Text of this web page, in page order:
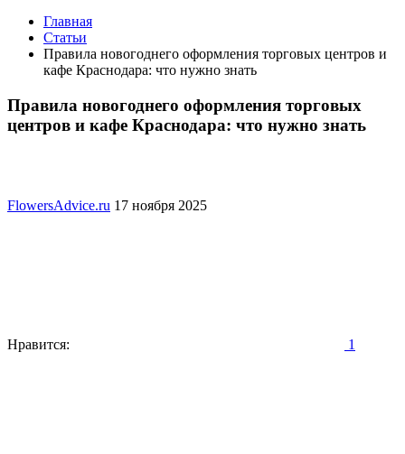
Главная
Статьи
Правила новогоднего оформления торговых центров и
кафе Краснодара: что нужно знать
Правила новогоднего оформления торговых
центров и кафе Краснодара: что нужно знать
FlowersAdvice.ru 17 ноября 2025
Нравится: 1